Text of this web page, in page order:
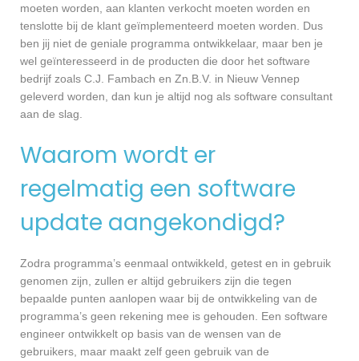
moeten worden, aan klanten verkocht moeten worden en
tenslotte bij de klant geïmplementeerd moeten worden. Dus
ben jij niet de geniale programma ontwikkelaar, maar ben je
wel geïnteresseerd in de producten die door het software
bedrijf zoals C.J. Fambach en Zn.B.V. in Nieuw Vennep
geleverd worden, dan kun je altijd nog als software consultant
aan de slag.
Waarom wordt er
regelmatig een software
update aangekondigd?
Zodra programma’s eenmaal ontwikkeld, getest en in gebruik
genomen zijn, zullen er altijd gebruikers zijn die tegen
bepaalde punten aanlopen waar bij de ontwikkeling van de
programma’s geen rekening mee is gehouden. Een software
engineer ontwikkelt op basis van de wensen van de
gebruikers, maar maakt zelf geen gebruik van de